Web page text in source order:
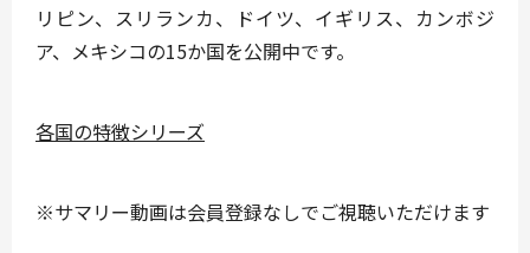
リピン、スリランカ、ドイツ、イギリス、カンボジ
ア、メキシコの15か国を公開中です。
各国の特徴シリーズ
※サマリー動画は会員登録なしでご視聴いただけます